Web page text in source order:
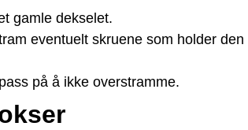
gamle dekselet.
eventuelt skruene som holder den
på å ikke overstramme.